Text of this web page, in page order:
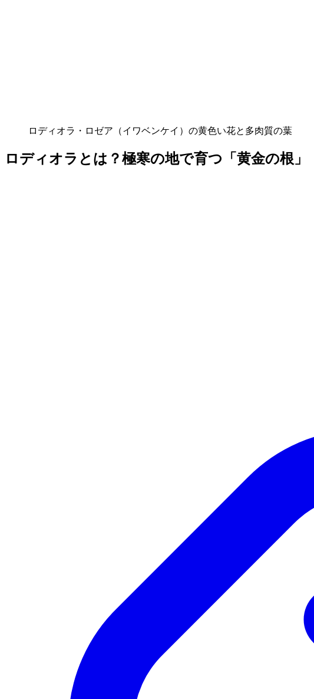
ロディオラ・ロゼア（イワベンケイ）の黄色い花と多肉質の葉
ロディオラとは？極寒の地で育つ「黄金の根」